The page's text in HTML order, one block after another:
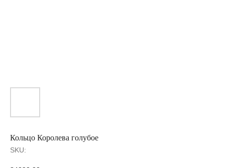
Кольцо Королева голубое
SKU: